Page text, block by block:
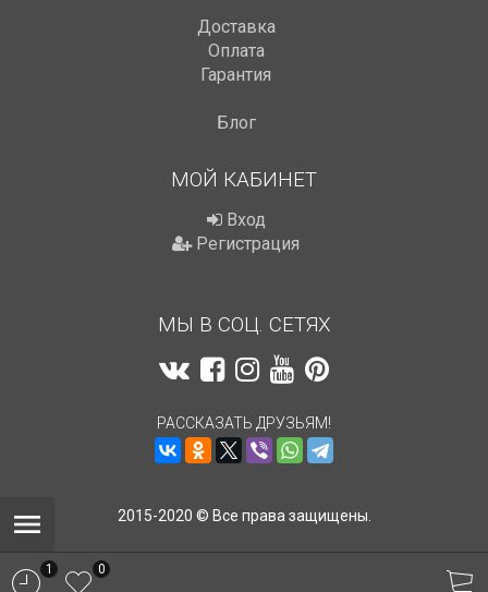
Доставка
Оплата
Гарантия
Блог
МОЙ КАБИНЕТ
Вход
Регистрация
МЫ В СОЦ. СЕТЯХ
РАССКАЗАТЬ ДРУЗЬЯМ!
2015-2020 © Все права защищены.
1 0